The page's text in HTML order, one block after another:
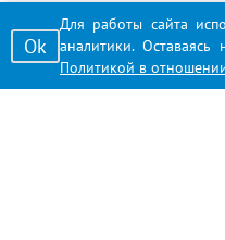
Для работы сайта
аналитики.
Политикой в
Ok